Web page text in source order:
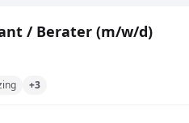
/ Berater (m/w/d)
+3